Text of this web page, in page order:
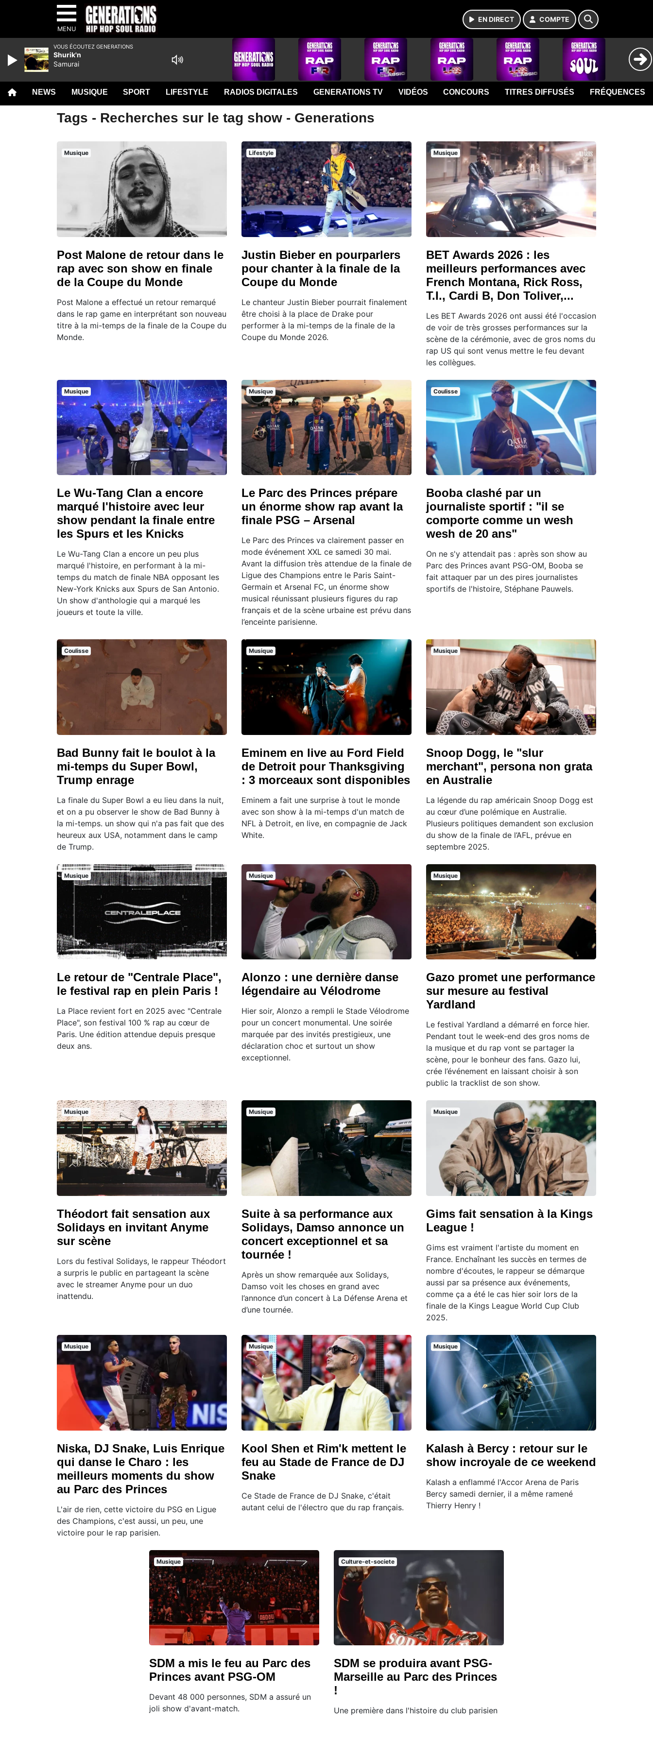
MENU
EN DIRECT COMPTE
NEWS MUSIQUE SPORT LIFESTYLE RADIOS DIGITALES GENERATIONS TV VIDÉOS CONCOURS TITRES DIFFUSÉS FRÉQUENCES
Tags - Recherches sur le tag show - Generations
Musique
Post Malone de retour dans le
rap avec son show en finale
de la Coupe du Monde
Post Malone a effectué un retour remarqué
dans le rap game en interprétant son nouveau
titre à la mi-temps de la finale de la Coupe du
Monde.
Lifestyle
Justin Bieber en pourparlers
pour chanter à la finale de la
Coupe du Monde
Le chanteur Justin Bieber pourrait finalement
être choisi à la place de Drake pour
performer à la mi-temps de la finale de la
Coupe du Monde 2026.
Musique
BET Awards 2026 : les
meilleurs performances avec
French Montana, Rick Ross,
T.I., Cardi B, Don Toliver,...
Les BET Awards 2026 ont aussi été l'occasion
de voir de très grosses performances sur la
scène de la cérémonie, avec de gros noms du
rap US qui sont venus mettre le feu devant
les collègues.
Musique
Le Wu-Tang Clan a encore
marqué l'histoire avec leur
show pendant la finale entre
les Spurs et les Knicks
Le Wu-Tang Clan a encore un peu plus
marqué l'histoire, en performant à la mi-
temps du match de finale NBA opposant les
New-York Knicks aux Spurs de San Antonio.
Un show d'anthologie qui a marqué les
joueurs et toute la ville.
Musique
Le Parc des Princes prépare
un énorme show rap avant la
finale PSG – Arsenal
Le Parc des Princes va clairement passer en
mode événement XXL ce samedi 30 mai.
Avant la diffusion très attendue de la finale de
Ligue des Champions entre le Paris Saint-
Germain et Arsenal FC, un énorme show
musical réunissant plusieurs figures du rap
français et de la scène urbaine est prévu dans
l’enceinte parisienne.
Coulisse
Booba clashé par un
journaliste sportif : "il se
comporte comme un wesh
wesh de 20 ans"
On ne s'y attendait pas : après son show au
Parc des Princes avant PSG-OM, Booba se
fait attaquer par un des pires journalistes
sportifs de l'histoire, Stéphane Pauwels.
Coulisse
Bad Bunny fait le boulot à la
mi-temps du Super Bowl,
Trump enrage
La finale du Super Bowl a eu lieu dans la nuit,
et on a pu observer le show de Bad Bunny à
la mi-temps. un show qui n'a pas fait que des
heureux aux USA, notamment dans le camp
de Trump.
Musique
Eminem en live au Ford Field
de Detroit pour Thanksgiving
: 3 morceaux sont disponibles
Eminem a fait une surprise à tout le monde
avec son show à la mi-temps d'un match de
NFL à Detroit, en live, en compagnie de Jack
White.
Musique
Snoop Dogg, le "slur
merchant", persona non grata
en Australie
La légende du rap américain Snoop Dogg est
au cœur d’une polémique en Australie.
Plusieurs politiques demandent son exclusion
du show de la finale de l’AFL, prévue en
septembre 2025.
Musique
Le retour de "Centrale Place",
le festival rap en plein Paris !
La Place revient fort en 2025 avec "Centrale
Place", son festival 100 % rap au cœur de
Paris. Une édition attendue depuis presque
deux ans.
Musique
Alonzo : une dernière danse
légendaire au Vélodrome
Hier soir, Alonzo a rempli le Stade Vélodrome
pour un concert monumental. Une soirée
marquée par des invités prestigieux, une
déclaration choc et surtout un show
exceptionnel.
Musique
Gazo promet une performance
sur mesure au festival
Yardland
Le festival Yardland a démarré en force hier.
Pendant tout le week-end des gros noms de
la musique et du rap vont se partager la
scène, pour le bonheur des fans. Gazo lui,
crée l’événement en laissant choisir à son
public la tracklist de son show.
Musique
Théodort fait sensation aux
Solidays en invitant Anyme
sur scène
Lors du festival Solidays, le rappeur Théodort
a surpris le public en partageant la scène
avec le streamer Anyme pour un duo
inattendu.
Musique
Suite à sa performance aux
Solidays, Damso annonce un
concert exceptionnel et sa
tournée !
Après un show remarquée aux Solidays,
Damso voit les choses en grand avec
l’annonce d’un concert à La Défense Arena et
d’une tournée.
Musique
Gims fait sensation à la Kings
League !
Gims est vraiment l'artiste du moment en
France. Enchaînant les succès en termes de
nombre d'écoutes, le rappeur se démarque
aussi par sa présence aux événements,
comme ça a été le cas hier soir lors de la
finale de la Kings League World Cup Club
2025.
Musique
Niska, DJ Snake, Luis Enrique
qui danse le Charo : les
meilleurs moments du show
au Parc des Princes
L'air de rien, cette victoire du PSG en Ligue
des Champions, c'est aussi, un peu, une
victoire pour le rap parisien.
Musique
Kool Shen et Rim'k mettent le
feu au Stade de France de DJ
Snake
Ce Stade de France de DJ Snake, c'était
autant celui de l'électro que du rap français.
Musique
Kalash à Bercy : retour sur le
show incroyale de ce weekend
Kalash a enflammé l'Accor Arena de Paris
Bercy samedi dernier, il a même ramené
Thierry Henry !
Musique
SDM a mis le feu au Parc des
Princes avant PSG-OM
Devant 48 000 personnes, SDM a assuré un
joli show d'avant-match.
Culture-et-societe
SDM se produira avant PSG-
Marseille au Parc des Princes
!
Une première dans l'histoire du club parisien
VOUS ÉCOUTEZ GENERATIONS
Shurik'n
Samurai